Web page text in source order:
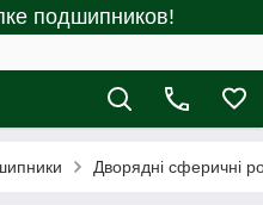
подшипников!
Дворядні сферичні